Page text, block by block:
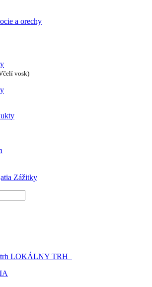
a orechy
vosk)
Zážitky
LOKÁLNY TRH